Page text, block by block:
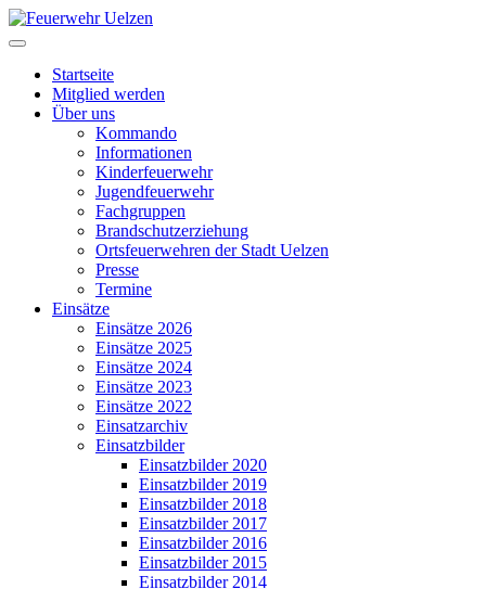
Startseite
Mitglied werden
Über uns
Kommando
Informationen
Kinderfeuerwehr
Jugendfeuerwehr
Fachgruppen
Brandschutzerziehung
Ortsfeuerwehren der Stadt Uelzen
Presse
Termine
Einsätze
Einsätze 2026
Einsätze 2025
Einsätze 2024
Einsätze 2023
Einsätze 2022
Einsatzarchiv
Einsatzbilder
Einsatzbilder 2020
Einsatzbilder 2019
Einsatzbilder 2018
Einsatzbilder 2017
Einsatzbilder 2016
Einsatzbilder 2015
Einsatzbilder 2014